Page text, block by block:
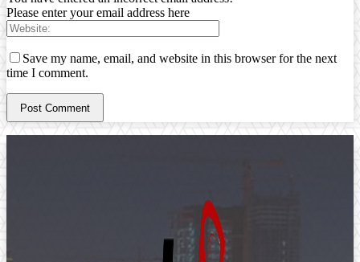
Please enter your email address here
Save my name, email, and website in this browser for the next
time I comment.